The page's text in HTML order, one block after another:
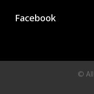
Facebook
©